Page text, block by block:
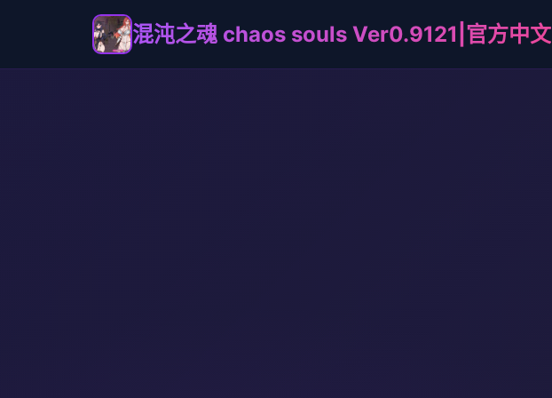
混沌之魂 chaos souls Ver0.9121|官方中文